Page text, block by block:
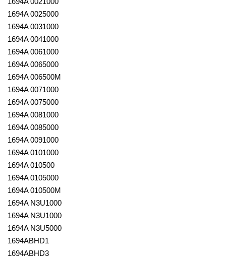
1694A 0025000
1694A 0031000
1694A 0041000
1694A 0061000
1694A 0065000
1694A 006500M
1694A 0071000
1694A 0075000
1694A 0081000
1694A 0085000
1694A 0091000
1694A 0101000
1694A 010500
1694A 0105000
1694A 010500M
1694A N3U1000
1694A N3U1000
1694A N3U5000
1694ABHD1
1694ABHD3